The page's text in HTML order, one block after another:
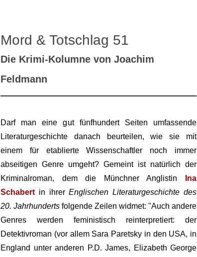
Mord & Totschlag 51
Die Krimi-Kolumne von Joachim
Feldmann
Darf man eine gut fünfhundert Seiten umfassende
Literaturgeschichte danach beurteilen, wie sie mit
einem für etablierte Wissenschaftler noch immer
abseitigen Genre umgeht? Gemeint ist natürlich der
Kriminalroman, dem die Münchner Anglistin
Ina
Schabert in ihrerEnglischen Literaturgeschichte des
20. Jahrhunderts folgende Zeilen widmet: "Auch andere
Genres werden feministisch reinterpretiert: der
Detektivroman (vor allem Sara Paretsky in den USA, in
England unter anderen P.D. James, Elizabeth George